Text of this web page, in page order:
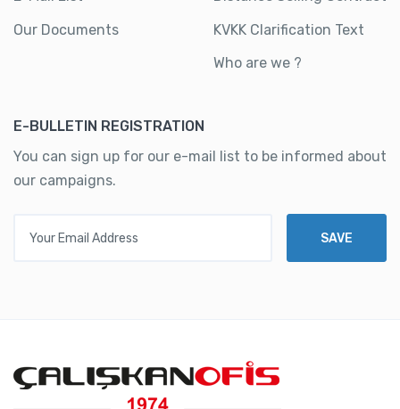
Our Documents
KVKK Clarification Text
Who are we ?
E-BULLETIN REGISTRATION
You can sign up for our e-mail list to be informed about
our campaigns.
SAVE